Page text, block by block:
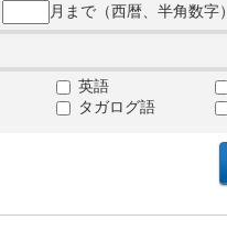
月まで（西暦、半角数字）
英語
タガログ語